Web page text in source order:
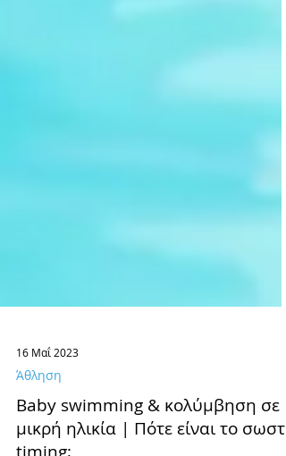
16 Μαΐ 2023
Άθληση